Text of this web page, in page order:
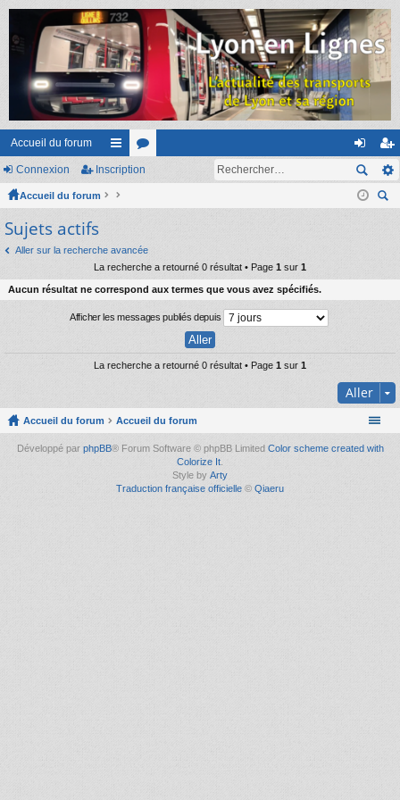
Accueil du forum
ac
co
ci
s
or
s
on
ne
ns
cri
Connexion Inscription
Accueil du forum
Sujets actifs
Aller sur la recherche avancée
La recherche a retourné 0 résultat • Page 1 sur 1
Aucun résultat ne correspond aux termes que vous avez spécifiés.
Afficher les messages publiés depuis
La recherche a retourné 0 résultat • Page 1 sur 1
Aller
Accueil du forum Accueil du forum
Développé par phpBB® Forum Software © phpBB Limited Color scheme created with
Colorize It
Style by Arty
Traduction française officielle © Qiaeru